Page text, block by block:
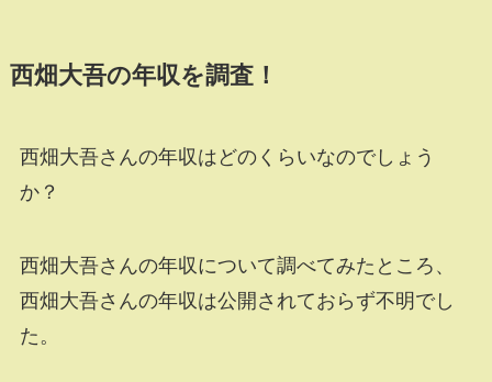
西畑大吾の年収を調査！
西畑大吾さんの年収はどのくらいなのでしょう
か？
西畑大吾さんの年収について調べてみたところ、
西畑大吾さんの年収は公開されておらず不明でし
た。